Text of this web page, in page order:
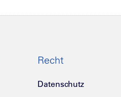
Recht
Datenschutz